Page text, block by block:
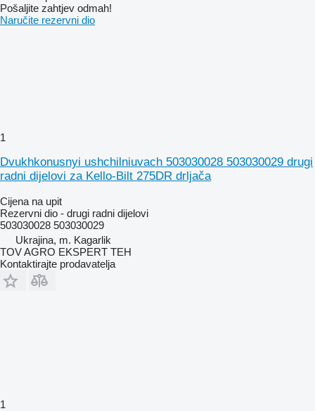
Pošaljite zahtjev odmah!
Naručite rezervni dio
1
Dvukhkonusnyi ushchilniuvach 503030028 503030029 drugi
radni dijelovi za Kello-Bilt 275DR drljača
Cijena na upit
Rezervni dio - drugi radni dijelovi
503030028 503030029
Ukrajina, m. Kagarlik
TOV AGRO EKSPERT TEH
Kontaktirajte prodavatelja
1